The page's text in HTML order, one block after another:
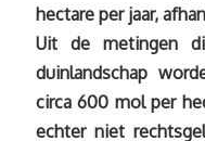
hectare per jaar,
Uit de metingen
duinlandschap
circa 600 mol per
echter niet